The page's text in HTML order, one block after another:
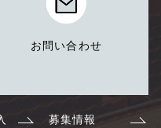
お問い合わせ
募集情報